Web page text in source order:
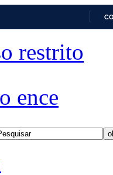
restrito